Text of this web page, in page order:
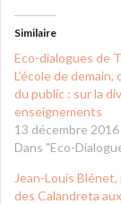
Similaire
Eco-dialogues de
L’école de
du public : sur la
enseignements
13 décembre 2016
Dans "Eco-
Jean-Louis
des Calandreta